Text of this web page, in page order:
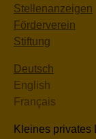
Stellenanzeigen
Förderverein
Stiftung
Deutsch
English
Français
Kleines privates